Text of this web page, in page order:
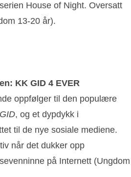
House of Night. Oversatt
13-20 år).
KK GID 4 EVER
oppfølger til den populære
, og et dypdykk i
til de nye sosiale mediene.
når det dukker opp
på Internett (Ungdom